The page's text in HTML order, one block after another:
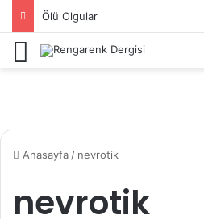
Ölü Olgular
Menü
Anasayfa / nevrotik
nevrotik